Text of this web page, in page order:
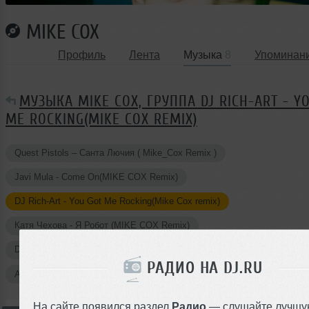
РАДИО НА DJ.RU
На сайте появился раздел Радио — слушайте
MIKE COX
Профиль Лента Музыка
МУЗЫКА MIKE COX, ГРУППА DJ RICH-ART -
ME ROCKING(MIKE COX REMIX)
Quest Pistols – Санта Лючия ( Mike_Cox Remix )
Javi Mula - Come On(MIKE COX Remix)
DJ Rich-Art - You Got Me Rocking(Mike Cox remix)
Катя Чехова - Я Робот (MIKE COX Remix)
Dj Prosvirin ft MarGo Lane – Life ( MIKE COX & DJ E Harmor remix )
Авторские треки